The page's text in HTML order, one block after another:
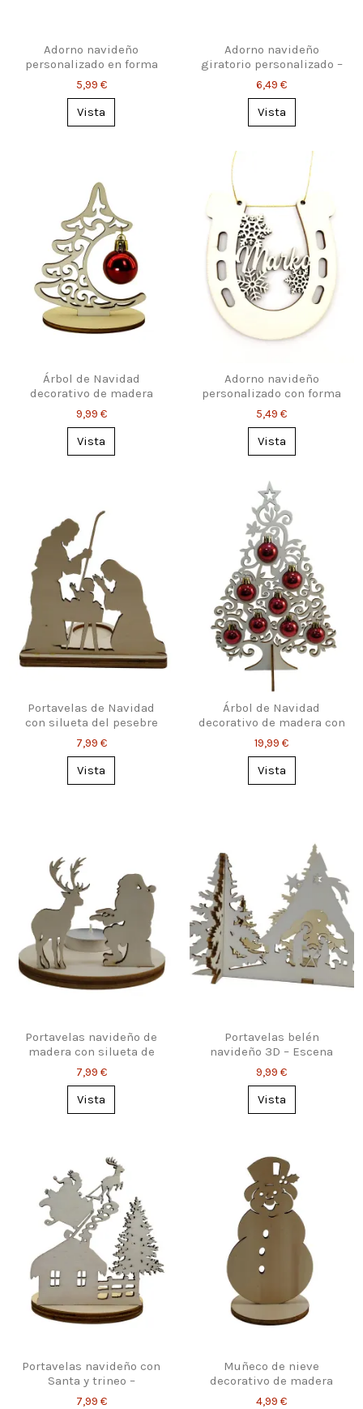
Adorno navideño
personalizado en forma
de copo de nieve
5,99 €
Vista
Adorno navideño
giratorio personalizado –
3 diseños
6,49 €
Vista
Árbol de Navidad
decorativo de madera
calada
9,99 €
Vista
Adorno navideño
personalizado con forma
de herradura
5,49 €
Vista
Portavelas de Navidad
con silueta del pesebre
7,99 €
Vista
Árbol de Navidad
decorativo de madera con
bolas
19,99 €
Vista
Portavelas navideño de
madera con silueta de
Papá Noel y reno
7,99 €
Vista
Portavelas belén
navideño 3D – Escena
cálida de Navidad
9,99 €
Vista
Portavelas navideño con
Santa y trineo –
Decoración cálida
7,99 €
Muñeco de nieve
decorativo de madera
para Navidad
4,99 €